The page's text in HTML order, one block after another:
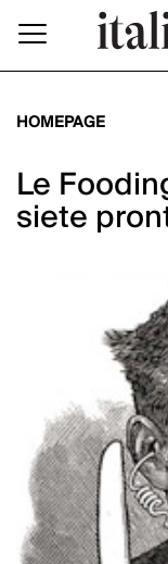
HOMEPAGE
Le
siete